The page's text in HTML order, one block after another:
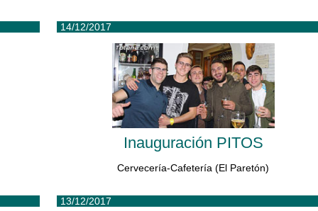
14/12/2017
Inauguración PITOS
Cervecería-Cafetería (El Paretón)
13/12/2017